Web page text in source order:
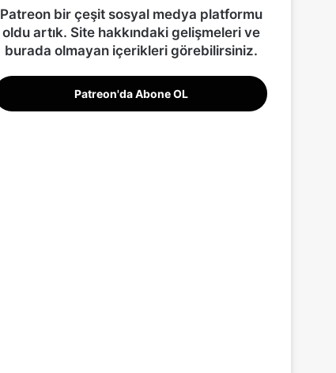
Patreon bir çeşit sosyal medya platformu
oldu artık. Site hakkındaki gelişmeleri ve
burada olmayan içerikleri görebilirsiniz.
Patreon'da Abone OL